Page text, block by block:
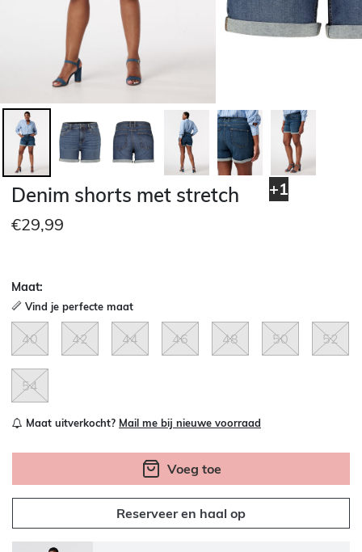
+1
Denim shorts met stretch
€29,99
Maat:
Vind je perfecte maat
40 42 44 46 48 50 52
54
Maat uitverkocht? Mail me bij nieuwe voorraad
Voeg toe
Reserveer en haal op